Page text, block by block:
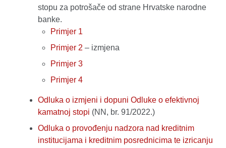
stopu za potrošače od strane Hrvatske narodne
banke.
Primjer 1
Primjer 2 – izmjena
Primjer 3
Primjer 4
Odluka o izmjeni i dopuni Odluke o efektivnoj
kamatnoj stopi (NN, br. 91/2022.)
Odluka o provođenju nadzora nad kreditnim
institucijama i kreditnim posrednicima te izricanju